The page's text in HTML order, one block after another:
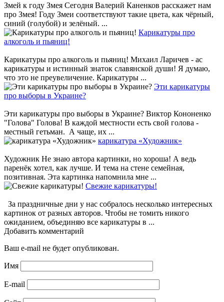
Змей к году Змея Сегодня Валерий Каненков расскажет нам
про Змея! Году Змеи соответствуют такие цвета, как чёрный,
синий (голубой) и зелёный. ...
Карикатуры про
алкоголь и пьяниц!
Карикатуры про алкоголь и пьяниц! Михаил Ларичев - ас
карикатуры и истинный знаток славянской души! Я думаю,
что это не преувеличение. Карикатуры ...
Эти карикатуры
про выборы в Украине?
Эти карикатуры про выборы в Украине? Виктор Кононенко
"Голова" Голова! В каждой местности есть свой голова -
местный гетьман. А чаще, их ...
карикатура «Художник»
Художник Не знаю автора картинки, но хороша! А ведь
паренёк хотел, как лучше. И тема на стене семейная,
позитивная. Эта картинка напомнила мне ...
Свежие карикатуры!
За праздничные дни у нас собралось несколько интересных
картинок от разных авторов. Чтобы не томить никого
ожиданием, объединяю все карикатуры в ...
Добавить комментарий
Ваш e-mail не будет опубликован.
Имя
E-mail